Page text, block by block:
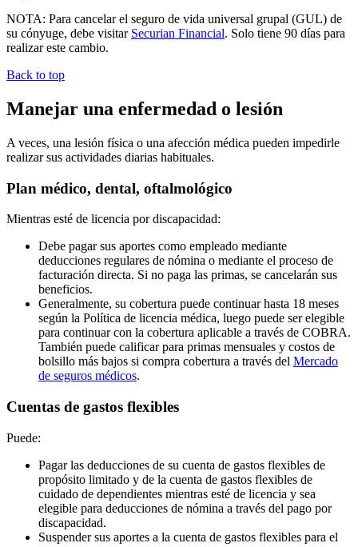
NOTA: Para cancelar el seguro de vida universal grupal (GUL) de
su cónyuge, debe visitar Securian Financial. Solo tiene 90 días para
realizar este cambio.
Back to top
Manejar una enfermedad o lesión
A veces, una lesión física o una afección médica pueden impedirle
realizar sus actividades diarias habituales.
Plan médico, dental, oftalmológico
Mientras esté de licencia por discapacidad:
Debe pagar sus aportes como empleado mediante
deducciones regulares de nómina o mediante el proceso de
facturación directa. Si no paga las primas, se cancelarán sus
beneficios.
Generalmente, su cobertura puede continuar hasta 18 meses
según la Política de licencia médica, luego puede ser elegible
para continuar con la cobertura aplicable a través de COBRA.
También puede calificar para primas mensuales y costos de
bolsillo más bajos si compra cobertura a través del Mercado
de seguros médicos.
Cuentas de gastos flexibles
Puede:
Pagar las deducciones de su cuenta de gastos flexibles de
propósito limitado y de la cuenta de gastos flexibles de
cuidado de dependientes mientras esté de licencia y sea
elegible para deducciones de nómina a través del pago por
discapacidad.
Suspender sus aportes a la cuenta de gastos flexibles para el